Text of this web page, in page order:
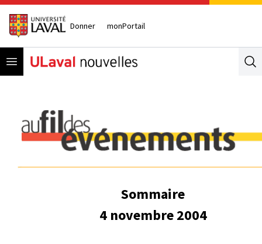
Donner monPortail
Open menu
Sommaire
4 novembre 2004